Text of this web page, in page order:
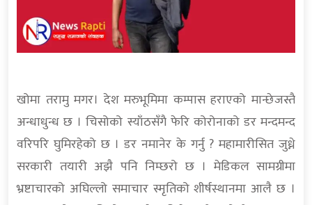
खोमा तरामु मगर। देश मरुभूमिमा कम्पास हराएको मान्छेजस्तै
अन्धाधुन्ध छ । चिसोको स्याँठसँगै फेरि कोरोनाको डर मन्दमन्द
वरिपरि घुमिरहेको छ । डर नमानेर के गर्नु ? महामारीसित जुध्ने
सरकारी तयारी अझै पनि निम्छरो छ । मेडिकल सामग्रीमा
भ्रष्टाचारको अघिल्लो समाचार स्मृतिको शीर्षस्थानमा आलै छ ।